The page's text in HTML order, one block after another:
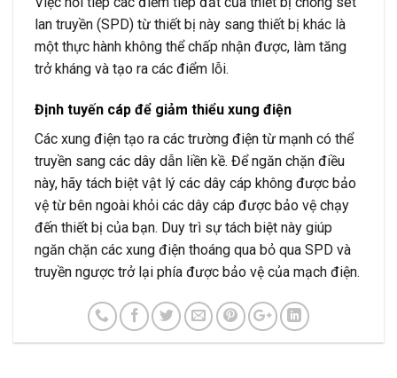
lan truyền (SPD) từ thiết bị này sang thiết bị khác là
một thực hành không thể chấp nhận được, làm tăng
trở kháng và tạo ra các điểm lỗi.
Định tuyến cáp để giảm thiểu xung điện
Các xung điện tạo ra các trường điện từ mạnh có thể
truyền sang các dây dẫn liền kề. Để ngăn chặn điều
này, hãy tách biệt vật lý các dây cáp không được bảo
vệ từ bên ngoài khỏi các dây cáp được bảo vệ chạy
đến thiết bị của bạn. Duy trì sự tách biệt này giúp
ngăn chặn các xung điện thoáng qua bỏ qua SPD và
truyền ngược trở lại phía được bảo vệ của mạch điện.